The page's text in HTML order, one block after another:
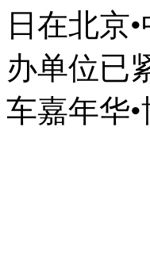
日在北京
办单位已
车嘉年华